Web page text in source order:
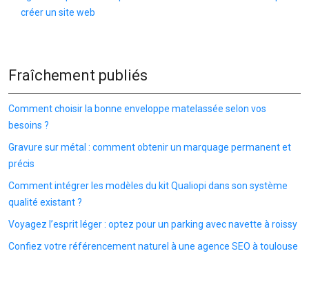
créer un site web
Fraîchement publiés
Comment choisir la bonne enveloppe matelassée selon vos
besoins ?
Gravure sur métal : comment obtenir un marquage permanent et
précis
Comment intégrer les modèles du kit Qualiopi dans son système
qualité existant ?
Voyagez l’esprit léger : optez pour un parking avec navette à roissy
Confiez votre référencement naturel à une agence SEO à toulouse